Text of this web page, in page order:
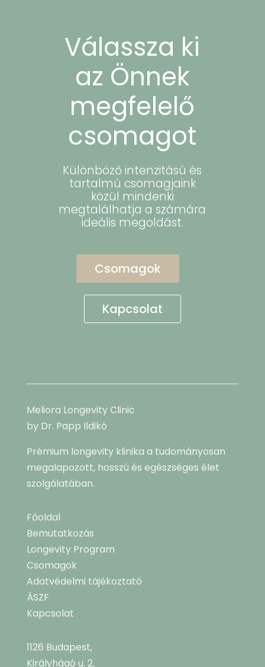
Válassza ki
az Önnek
megfelelő
csomagot
Különböző intenzitású és
tartalmú csomagjaink
közül mindenki
megtalálhatja a számára
ideális megoldást.
Csomagok
Kapcsolat
Meliora Longevity Clinic
by Dr. Papp Ildikó
Prémium longevity klinika a tudományosan
megalapozott, hosszú és egészséges élet
szolgálatában.
Főoldal
Bemutatkozás
Longevity Program
Csomagok
Adatvédelmi tájékoztató
ÁSZF
Kapcsolat
1126 Budapest,
Királyhágó u. 2.